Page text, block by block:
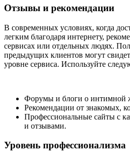
Отзывы и рекомендации
В современных условиях, когда
легким благодаря интернету,
сервисах или отдельных людях.
предыдущих клиентов могут
уровне сервиса. Используйте
Форумы и блоги о интимной
Рекомендации от знакомых,
Профессиональные сайты с
и отзывами.
Уровень профессионализма